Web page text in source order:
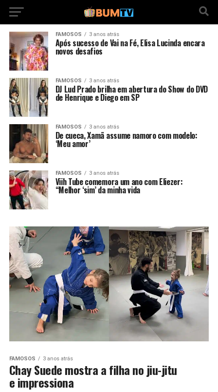
FAMOSOS 3 anos atrás
Após sucesso de Vai na Fé, Elisa Lucinda encara
novos desafios
FAMOSOS 3 anos atrás
DJ Lud Prado brilha em abertura do Show do DVD
de Henrique e Diego em SP
FAMOSOS 3 anos atrás
De cueca, Xamã assume namoro com modelo:
‘Meu amor’
FAMOSOS 3 anos atrás
Viih Tube comemora um ano com Eliezer:
“Melhor ‘sim’ da minha vida
FAMOSOS 3 anos atrás
Chay Suede mostra a filha no jiu-jitu
e impressiona